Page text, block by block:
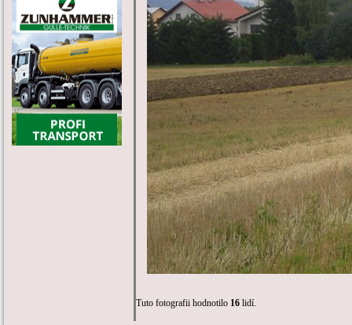
Tuto fotografii hodnotilo 16 lidí.